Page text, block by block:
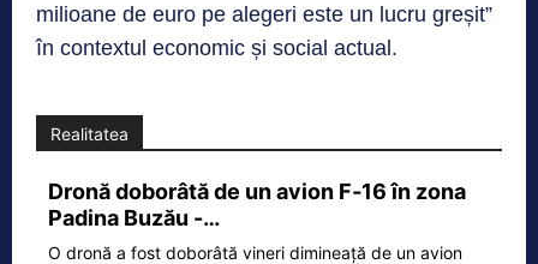
milioane de euro pe alegeri este un lucru greșit”
în contextul economic și social actual.
Realitatea
Dronă doborâtă de un avion F‑16 în zona
Padina Buzău -…
O dronă a fost doborâtă vineri dimineață de un avion